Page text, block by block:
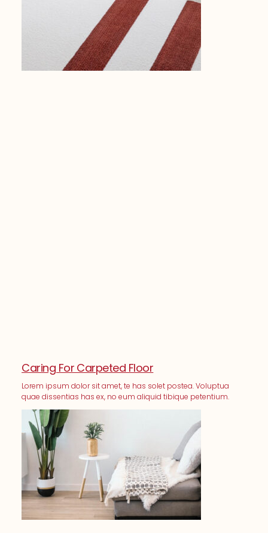
Caring For Carpeted Floor
Lorem ipsum dolor sit amet, te has solet postea. Voluptua
quae dissentias has ex, no eum aliquid tibique petentium.